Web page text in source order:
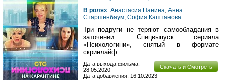
В ролях: Анастасия Панина Анна
Старшенбаум София Каштанова
Три подруги не теряют самообладания в
заточении. Спецвыпуск сериала
«Психологини», снятый в формате
скринлайф
Скачать и Смотреть
Дата выхода фильма:
28.05.2020
Дата добавления: 16.10.2023